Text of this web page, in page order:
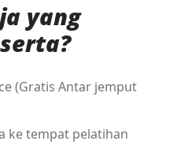
yang
(Gratis Antar jemput
ke tempat pelatihan